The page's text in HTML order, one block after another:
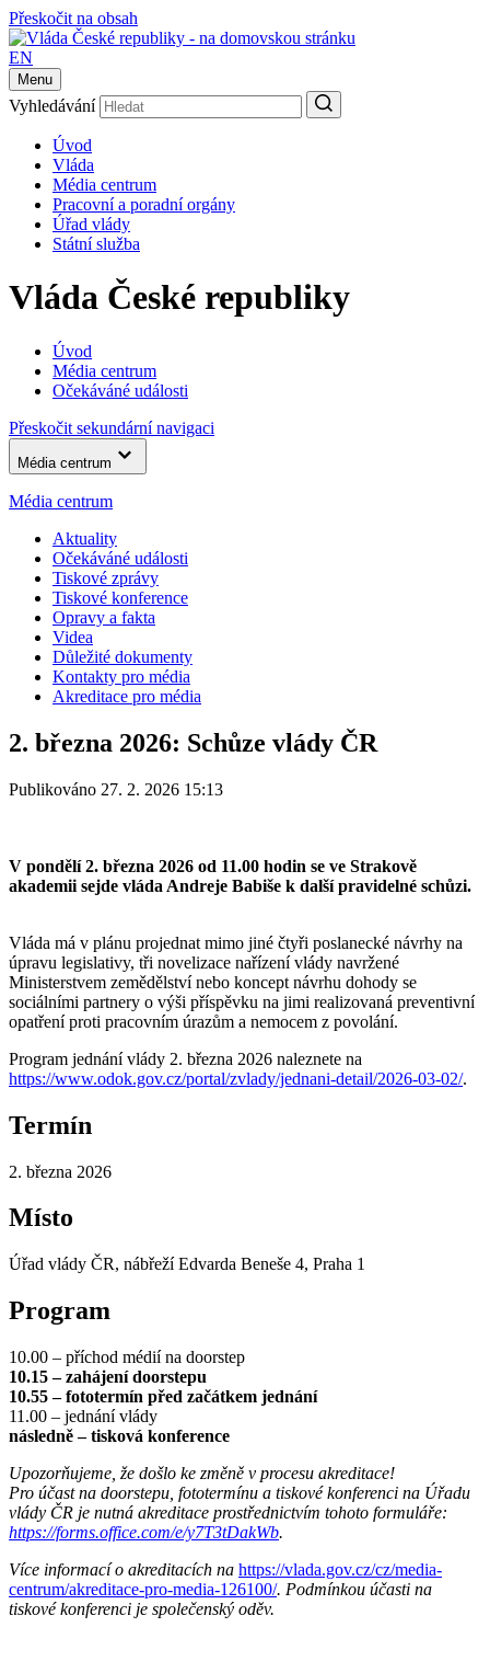
Přeskočit na obsah
EN
Menu
Vyhledávání
Úvod
Vláda
Média centrum
Pracovní a poradní orgány
Úřad vlády
Státní služba
Vláda České republiky
Úvod
Média centrum
Očekáváné události
Přeskočit sekundární navigaci
Média centrum
Média centrum
Aktuality
Očekáváné události
Tiskové zprávy
Tiskové konference
Opravy a fakta
Videa
Důležité dokumenty
Kontakty pro média
Akreditace pro média
2. března 2026: Schůze vlády ČR
Publikováno 27. 2. 2026 15:13
V pondělí 2. března 2026 od 11.00 hodin se ve Strakově
akademii sejde vláda Andreje Babiše k další pravidelné schůzi.
Vláda má v plánu projednat mimo jiné čtyři poslanecké návrhy na
úpravu legislativy, tři novelizace nařízení vlády navržené
Ministerstvem zemědělství nebo koncept návrhu dohody se
sociálními partnery o výši příspěvku na jimi realizovaná preventivní
opatření proti pracovním úrazům a nemocem z povolání.
Program jednání vlády 2. března 2026 naleznete na
https://www.odok.gov.cz/portal/zvlady/jednani-detail/2026-03-02/.
Termín
2. března 2026
Místo
Úřad vlády ČR, nábřeží Edvarda Beneše 4, Praha 1
Program
10.00 – příchod médií na doorstep
10.15 – zahájení doorstepu
10.55 – fototermín před začátkem jednání
11.00 – jednání vlády
následně – tisková konference
Upozorňujeme, že došlo ke změně v procesu akreditace!
Pro účast na doorstepu, fototermínu a tiskové konferenci na Úřadu
vlády ČR je nutná akreditace prostřednictvím tohoto formuláře:
https://forms.office.com/e/y7T3tDakWb.
Více informací o akreditacích na https://vlada.gov.cz/cz/media-
centrum/akreditace-pro-media-126100/. Podmínkou účasti na
tiskové konferenci je společenský oděv.